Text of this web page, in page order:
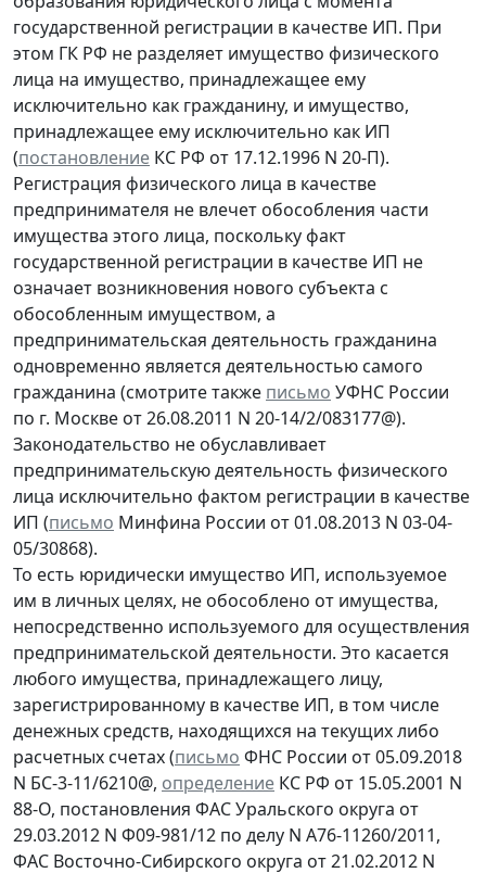
государственной регистрации в качестве ИП. При
этом ГК РФ не разделяет имущество физического
лица на имущество, принадлежащее ему
исключительно как гражданину, и имущество,
принадлежащее ему исключительно как ИП
(постановление КС РФ от 17.12.1996 N 20-П).
Регистрация физического лица в качестве
предпринимателя не влечет обособления части
имущества этого лица, поскольку факт
государственной регистрации в качестве ИП не
означает возникновения нового субъекта с
обособленным имуществом, а
предпринимательская деятельность гражданина
одновременно является деятельностью самого
гражданина (смотрите также письмо УФНС России
по г. Москве от 26.08.2011 N 20-14/2/083177@).
Законодательство не обуславливает
предпринимательскую деятельность физического
лица исключительно фактом регистрации в качестве
ИП (письмо Минфина России от 01.08.2013 N 03-04-
05/30868).
То есть юридически имущество ИП, используемое
им в личных целях, не обособлено от имущества,
непосредственно используемого для осуществления
предпринимательской деятельности. Это касается
любого имущества, принадлежащего лицу,
зарегистрированному в качестве ИП, в том числе
денежных средств, находящихся на текущих либо
расчетных счетах (письмо ФНС России от 05.09.2018
N БС-3-11/6210@, определение КС РФ от 15.05.2001 N
88-О, постановления ФАС Уральского округа от
29.03.2012 N Ф09-981/12 по делу N А76-11260/2011,
ФАС Восточно-Сибирского округа от 21.02.2012 N